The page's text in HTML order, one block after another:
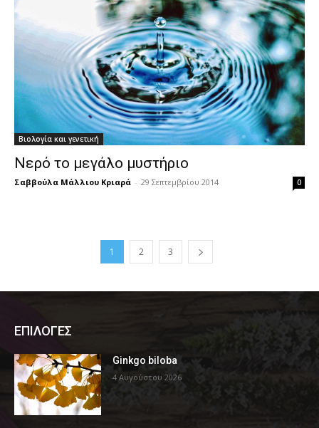
Βιολογία και γενετική
Νερό το μεγάλο μυστήριο
Σαββούλα Μάλλιου Κριαρά - 29 Σεπτεμβρίου 2014 0
1 2 3
ΕΠΙΛΟΓΕΣ
Ginkgo biloba
4 Αυγούστου 2026